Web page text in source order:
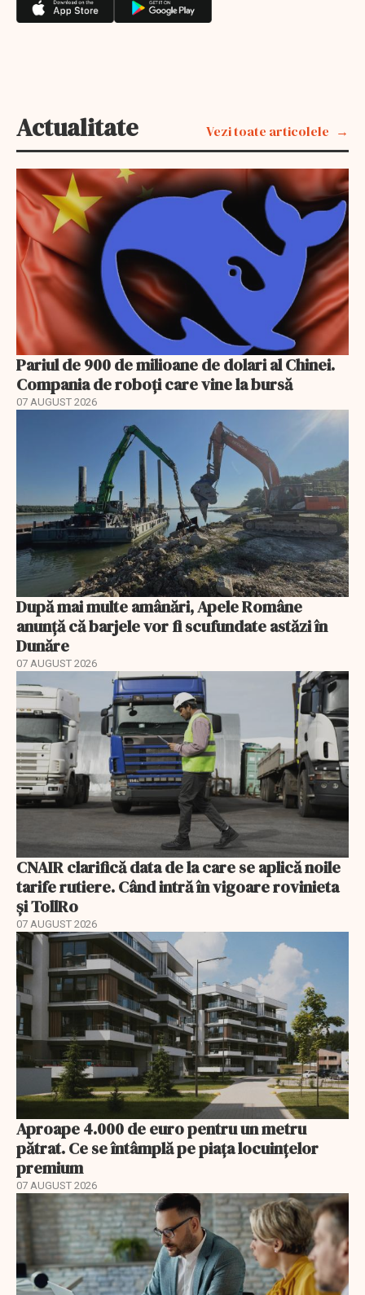
Actualitate Vezi toate articolele
Pariul de 900 de milioane de dolari al Chinei.
Compania de roboți care vine la bursă
07 AUGUST 2026
După mai multe amânări, Apele Române
anunță că barjele vor fi scufundate astăzi în
Dunăre
07 AUGUST 2026
CNAIR clarifică data de la care se aplică noile
tarife rutiere. Când intră în vigoare rovinieta
și TollRo
07 AUGUST 2026
Aproape 4.000 de euro pentru un metru
pătrat. Ce se întâmplă pe piața locuințelor
premium
07 AUGUST 2026